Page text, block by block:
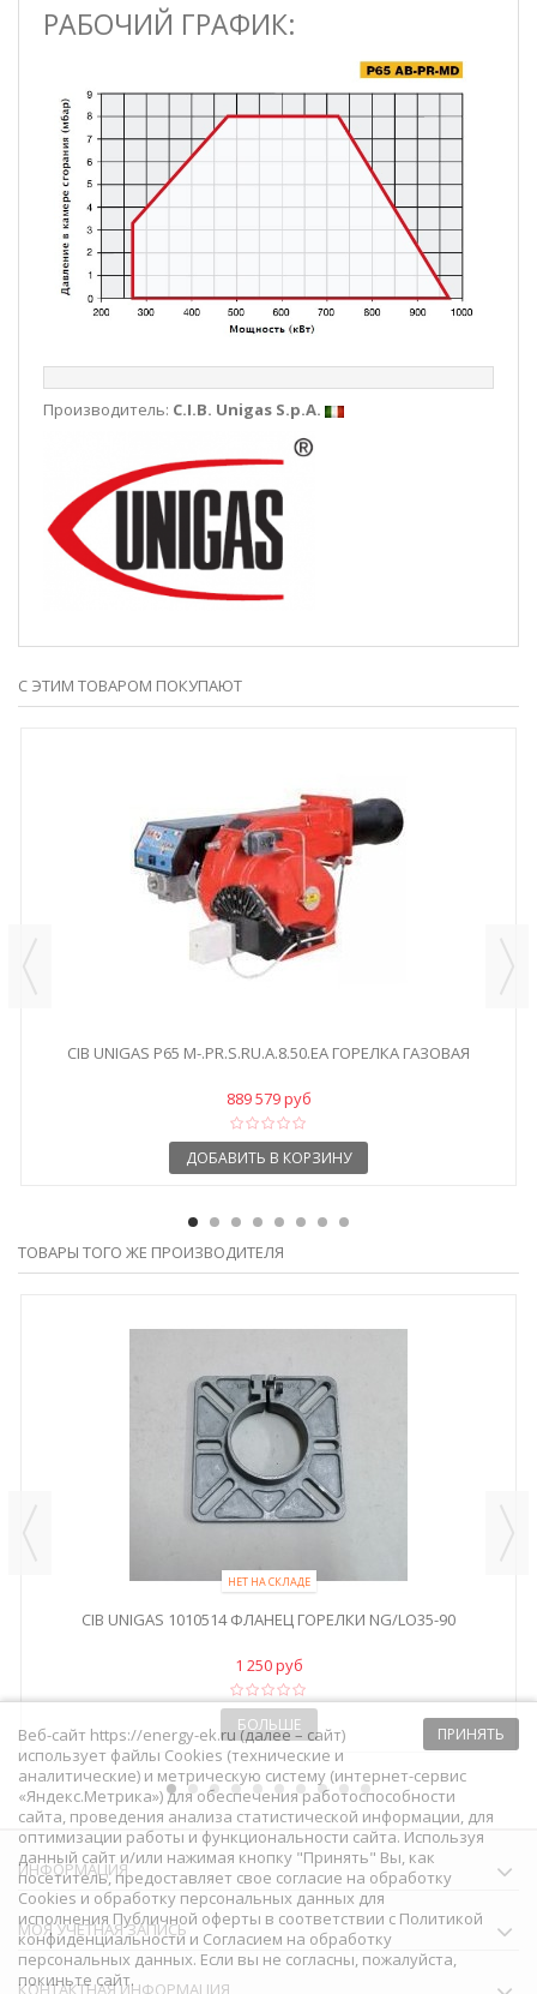
РАБОЧИЙ ГРАФИК:
Производитель: C.I.B. Unigas S.p.A.
С ЭТИМ ТОВАРОМ ПОКУПАЮТ
CIB UNIGAS P65 M-.PR.S.RU.A.8.50.EA ГОРЕЛКА ГАЗОВАЯ
889 579 руб
ДОБАВИТЬ В КОРЗИНУ
ТОВАРЫ ТОГО ЖЕ ПРОИЗВОДИТЕЛЯ
НЕТ НА СКЛАДЕ
CIB UNIGAS 1010514 ФЛАНЕЦ ГОРЕЛКИ NG/LO35-90
1 250 руб
БОЛЬШЕ
ИНФОРМАЦИЯ
МОЯ УЧЕТНАЯ ЗАПИСЬ
КОНТАКТНАЯ ИНФОРМАЦИЯ
ПРИНЯТЬ
Веб-сайт https://energy-ek.ru (далее – сайт)
использует файлы Cookies (технические и
аналитические) и метрическую систему (интернет-сервис
«Яндекс.Метрика») для обеспечения работоспособности
сайта, проведения анализа статистической информации, для
оптимизации работы и функциональности сайта. Используя
данный сайт и/или нажимая кнопку "Принять" Вы, как
посетитель, предоставляет свое согласие на обработку
Сookies и обработку персональных данных для
исполнения Публичной оферты в соответствии с Политикой
конфиденциальности и Согласием на обработку
персональных данных. Если вы не согласны, пожалуйста,
покиньте сайт.